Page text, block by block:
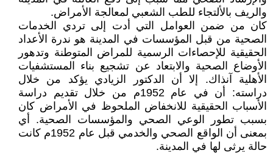
والريف بالألتجاء للطب الشعبي لمعالجة الأمراض.
كان من ضمن العوامل التي أدت إلى تردي الخدمات
الصحية من قبل المؤسسات في المدينة هو ندرة الأعداد
الحقيقية للإحصاءات الرسمية للمراض المتوطنة وتدهور
الأوضاع الصحية والابتعاد عن تشجيع بناء المستشفيات
الأهلية آنذاك. إلا أن الدكتور الزيادي يؤكد من خلال
دراسته: أن في عام 1952م من خلال تقديم دراسة
الأسباب الحقيقية للانخفاض الملحوظ في الأمراض كان
بسبب تطور الوعي الصحي والمؤسسات الصحية. أي
بمعنى أن الواقع الصحي والخدمي قبل عام 1952م كانت
حالة يرثى لها في المدينة.